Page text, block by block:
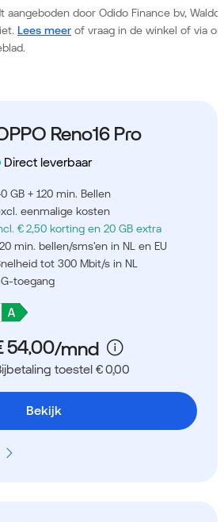
door Odido Finance bv,
Lees meer of vraag in de winkel of via
Reno16 Pro
Direct leverbaar
GB + 120 min. Bellen
eenmalige kosten
€ 2,50 korting en 20 GB extra
min. bellen/sms'en in NL en EU
tot 300 Mbit/s in NL
toegang
toestel € 0,00
Bekijk